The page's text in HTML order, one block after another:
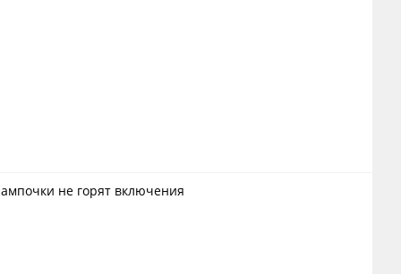
не горят включения